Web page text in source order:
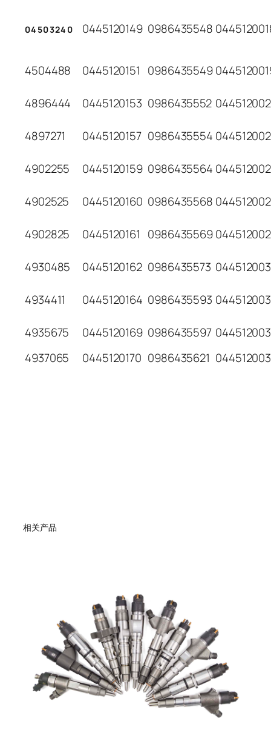
04503240 0445120149 0986435548
4504488 0445120151 0986435549
4896444 0445120153 0986435552
4897271 0445120157 0986435554
4902255 0445120159 0986435564
4902525 0445120160 0986435568
4902825 0445120161 0986435569
4930485 0445120162 0986435573
4934411 0445120164 0986435593
4935675 0445120169 0986435597
4937065
0445120170 0986435621
相关产品